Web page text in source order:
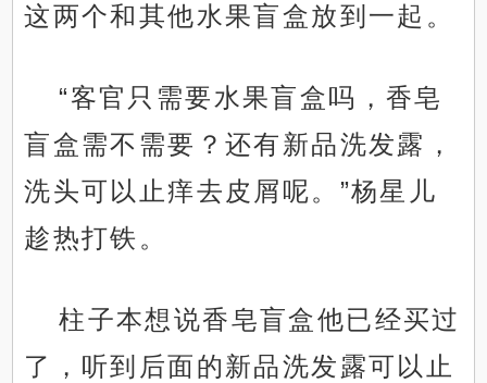
这两个和其他水果盲盒放到一起。
“客官只需要水果盲盒吗，香皂
盲盒需不需要？还有新品洗发露，
洗头可以止痒去皮屑呢。”杨星儿
趁热打铁。
柱子本想说香皂盲盒他已经买过
了，听到后面的新品洗发露可以止